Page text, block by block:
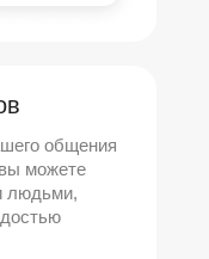
общения
можете
людьми,